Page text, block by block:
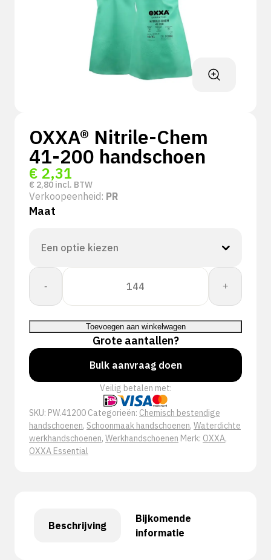
OXXA® Nitrile-Chem
41-200 handschoen
€ 2,31
€ 2,80 incl. BTW
Verkoopeenheid: PR
Maat
-
OXXA®
Nitrile-
Chem
41-
200
handschoen
aantal
+
Toevoegen aan winkelwagen
Grote aantallen?
Bulk aanvraag doen
Veilig betalen met:
SKU: PW.41200 Categorieën: Chemisch bestendige
handschoenen, Schoonmaak handschoenen, Waterdichte
werkhandschoenen, Werkhandschoenen Merk: OXXA,
OXXA Essential
Beschrijving
Bijkomende
informatie